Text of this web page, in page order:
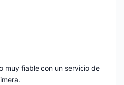
muy fiable con un servicio de